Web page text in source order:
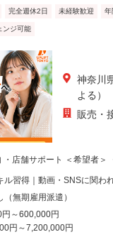
完全週休2日 未経験歓迎 年
ンジ可能
神奈川
よる）
販売・
・店舗サポート ＜希望者＞
ル習得｜動画・SNSに関わ
無期雇用派遣）
～600,000円
円～7,200,000円